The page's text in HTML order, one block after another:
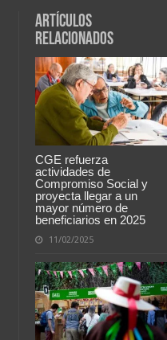
Artículos
relacionados
CGE refuerza
actividades de
Compromiso Social y
proyecta llegar a un
mayor número de
beneficiarios en 2025
11/02/2025